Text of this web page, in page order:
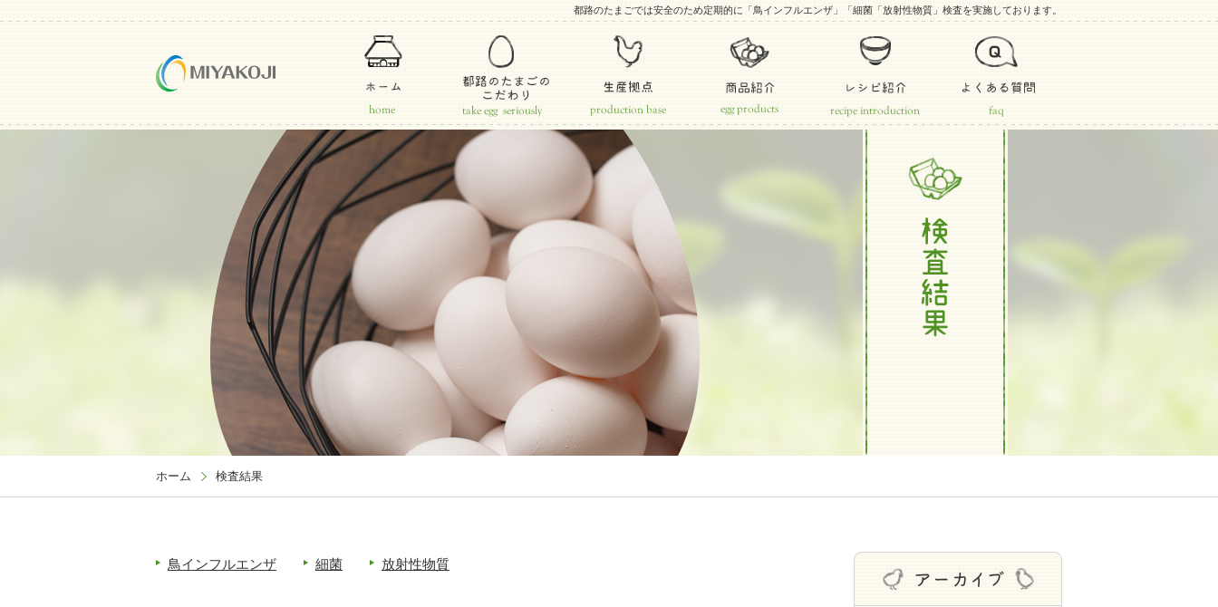
都路のたまごでは安全のため定期的に「鳥インフルエンザ」「細菌「放射性物質」検査を実施しております。
ホーム 検査結果
鳥インフルエンザ 細菌 放射性物質